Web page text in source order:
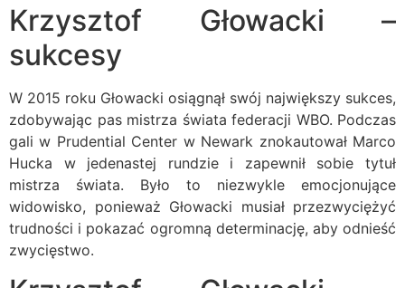
Krzysztof Głowacki –
sukcesy
W 2015 roku Głowacki osiągnął swój największy sukces,
zdobywając pas mistrza świata federacji WBO. Podczas
gali w Prudential Center w Newark znokautował Marco
Hucka w jedenastej rundzie i zapewnił sobie tytuł
mistrza świata. Było to niezwykle emocjonujące
widowisko, ponieważ Głowacki musiał przezwyciężyć
trudności i pokazać ogromną determinację, aby odnieść
zwycięstwo.